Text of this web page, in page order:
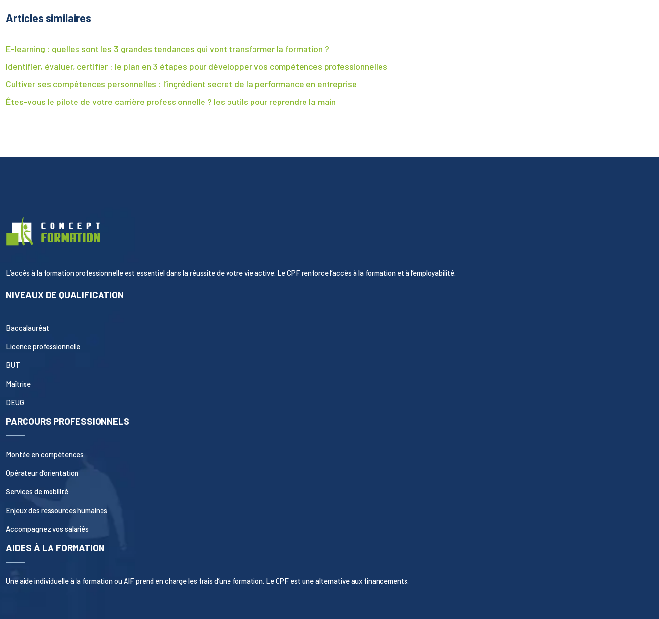
Articles similaires
E-learning : quelles sont les 3 grandes tendances qui vont transformer la formation ?
Identifier, évaluer, certifier : le plan en 3 étapes pour développer vos compétences professionnelles
Cultiver ses compétences personnelles : l’ingrédient secret de la performance en entreprise
Êtes-vous le pilote de votre carrière professionnelle ? les outils pour reprendre la main
L’accès à la formation professionnelle est essentiel dans la réussite de votre vie active. Le CPF renforce l’accès à la formation et à l’employabilité.
NIVEAUX DE QUALIFICATION
Baccalauréat
Licence professionnelle
BUT
Maîtrise
DEUG
PARCOURS PROFESSIONNELS
Montée en compétences
Opérateur d’orientation
Services de mobilité
Enjeux des ressources humaines
Accompagnez vos salariés
AIDES À LA FORMATION
Une aide individuelle à la formation ou AIF prend en charge les frais d’une formation. Le CPF est une alternative aux financements.